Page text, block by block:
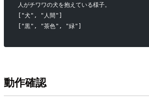
人がチワワの犬を抱えている様子。
["犬", "人間"]
["黒", "茶色", "緑"]
動作確認